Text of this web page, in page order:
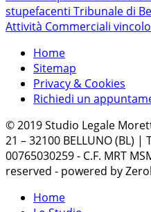
stupefacenti Tribunale di
Attività Commerciali
Home
Sitemap
Privacy & Cookies
Richiedi un
© 2019 Studio Legale
21 – 32100 BELLUNO (BL)
00765030259 - C.F. MRT
reserved - powered by
Home